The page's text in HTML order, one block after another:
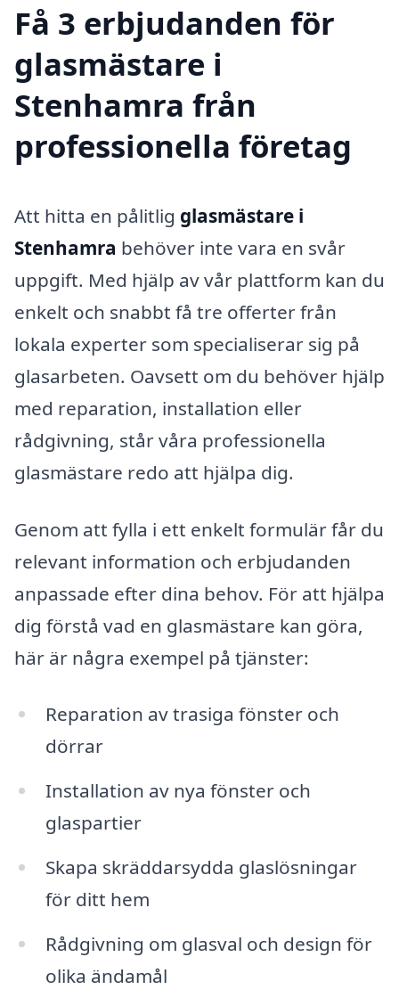
Få 3 erbjudanden för
glasmästare i
Stenhamra från
professionella företag
Att hitta en pålitlig glasmästare i
Stenhamra behöver inte vara en svår
uppgift. Med hjälp av vår plattform kan du
enkelt och snabbt få tre offerter från
lokala experter som specialiserar sig på
glasarbeten. Oavsett om du behöver hjälp
med reparation, installation eller
rådgivning, står våra professionella
glasmästare redo att hjälpa dig.
Genom att fylla i ett enkelt formulär får du
relevant information och erbjudanden
anpassade efter dina behov. För att hjälpa
dig förstå vad en glasmästare kan göra,
här är några exempel på tjänster:
Reparation av trasiga fönster och
dörrar
Installation av nya fönster och
glaspartier
Skapa skräddarsydda glaslösningar
för ditt hem
Rådgivning om glasval och design för
olika ändamål